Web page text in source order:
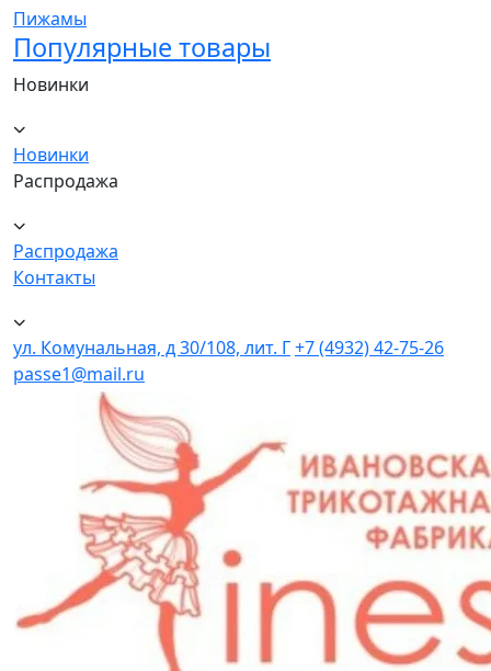
Пижамы
Популярные товары
Новинки
Новинки
Распродажа
Распродажа
Контакты
ул. Комунальная, д 30/108, лит. Г+7 (4932) 42-75-26
passe1@mail.ru